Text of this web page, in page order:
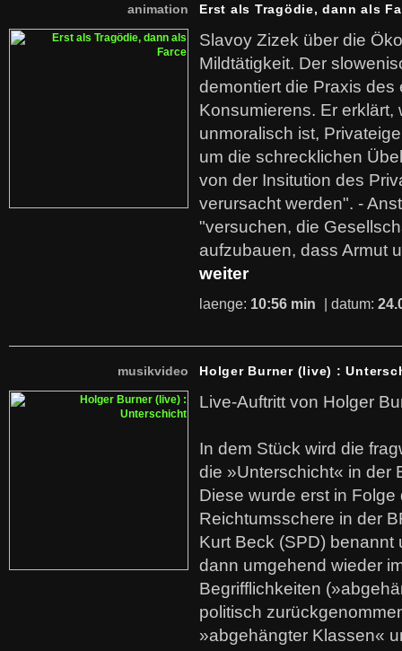
animation Erst als Tragödie, dann als
Slavoy Zizek über die
Mildtätigkeit. Der
demontiert die Praxis des
Konsumierens. Er erklärt,
unmoralisch ist,
um die schrecklichen
von der Insitution des
verursacht werden". -
"versuchen, die
aufzubauen, dass Armut
weiter
laenge: 10:56 min | datum:
musikvideo Holger Burner (live) :
Live-Auftritt von Holger
In dem Stück wird die
die »Unterschicht« in der
Diese wurde erst in
Reichtumsschere in der
Kurt Beck (SPD)
dann umgehend wieder
Begrifflichkeiten
politisch
»abgehängter Klassen«